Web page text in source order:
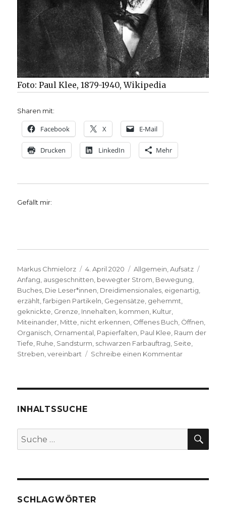
Foto: Paul Klee, 1879-1940, Wikipedia
Sharen mit:
Facebook X E-Mail
Drucken LinkedIn Mehr
Gefällt mir:
Autor
Markus Chmielorz
Veröffentlicht
am
4. April 2020 Kategorien
Allgemein,Aufsatz
Anfang, ausgeschnitten, bewegter Strom, Bewegung,
Buches, Die Leser*innen, Dreidimensionales, eigenartig,
erzählt,farbigen Partikeln, Gegensätze, gehemmt,
geknickte, Grenze, Innehalten, kommen, Kultur,
Miteinander, Mitte, nicht erkennen, Offenes Buch, Öffnen,
Organisch, Ornamental, Papierfalten, Paul Klee, Raum der
Tiefe, Ruhe, Sandsturm, schwarzen Farbauftrag, Seite,
Streben,vereinbart Schreibe einen Kommentarzu
von
Markus
Chmielorz,
INHALTSSUCHE
Suche
nach:
SCHLAGWÖRTER